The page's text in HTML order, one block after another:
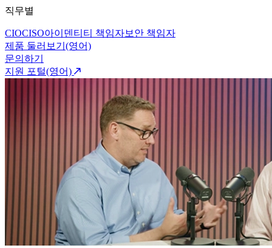
직무별
CIOCISO아이덴티티 책임자보안 책임자
제품 둘러보기(영어)
문의하기
지원 포털(영어)